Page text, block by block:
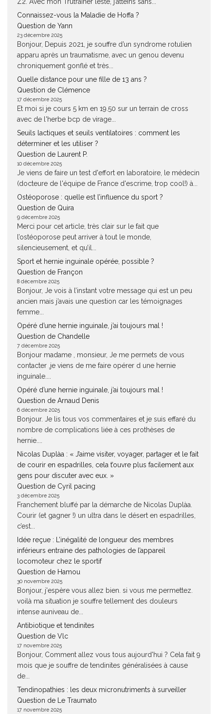
Connaissez-vous la Maladie de Hoffa ?
Question de Yann
23 décembre 2025
Bonjour, Depuis 2021, je souffre d’un syndrome rotulien
apparu après un traumatisme, avec un genou devenu
chroniquement gonflé et très...
Quelle distance pour une fille de 13 ans ?
Question de Clémence
17 décembre 2025
Et moi si je cours 5 km en 19.50 sur un terrain de cross
avec de l'herbe bcp de virage...
Seuils lactiques et seuils ventilatoires : comment les
déterminer et les utiliser ?
Question de Laurent P.
10 décembre 2025
Je viens de faire un test d'effort en laboratoire, le médecin
(docteure de l'équipe de France d'escrime, trop cool!) à...
Ostéoporose : quelle est l’influence du sport ?
Question de Quira
9 décembre 2025
Merci pour cet article, très clair sur le fait que
l’ostéoporose peut arriver à tout le monde,
silencieusement, et qu’il...
Sport et hernie inguinale opérée, possible ?
Question de Françon
8 décembre 2025
Bonjour, Je vois à l’instant votre message qui est un peu
ancien mais j’avais une question car les témoignages
femme...
Opéré d’une hernie inguinale, j’ai toujours mal !
Question de Chandelle
7 décembre 2025
Bonjour madame , monsieur, Je me permets de vous
contacter ,je viens de me faire opérer d une hernie
inguinale....
Opéré d’une hernie inguinale, j’ai toujours mal !
Question de Arnaud Denis
6 décembre 2025
Bonjour. Je lis tous vos commentaires et je suis effaré du
nombre de complications liée à ces prothèses de
hernie....
Nicolas Duplàa : « J’aime visiter, voyager, partager et le fait
de courir en espadrilles, cela t’ouvre plus facilement aux
gens pour discuter avec eux. »
Question de Cyril pacing
3 décembre 2025
Franchement bluffé par la démarche de Nicolas Duplàa.
Courir (et gagner !) un ultra dans le désert en espadrilles,
c’est...
Idée reçue : L’inégalité de longueur des membres
inférieurs entraine des pathologies de l’appareil
locomoteur chez le sportif
Question de Hamou
30 novembre 2025
Bonjour, j'espère vous allez bien. si vous me permettez.
voilà ma situation je souffre tellement des douleurs
intense auniveau de...
Antibiotique et tendinites
Question de Vlc
17 novembre 2025
Bonjour, Comment allez vous tous aujourd'hui ? Cela fait 9
mois que je souffre de tendinites généralisées à cause
de...
Tendinopathies : les deux micronutriments à surveiller
Question de Le Traumato
17 novembre 2025